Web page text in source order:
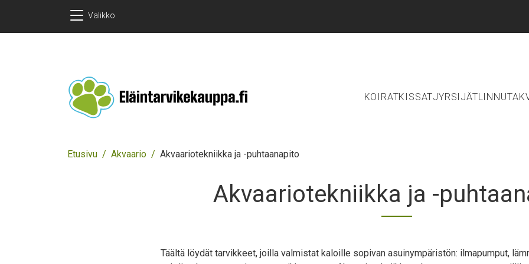
Valikko
Main navigation
KOIRATKISSATJYRSIJÄTLINNUT
Murupolku
Etusivu Akvaario Akvaariotekniikka ja -puhtaanapito
Akvaariotekniikka ja -
Täältä löydät tarvikkeet, joilla valmistat kaloille sopivan asuinympäristön: ilmapumput,